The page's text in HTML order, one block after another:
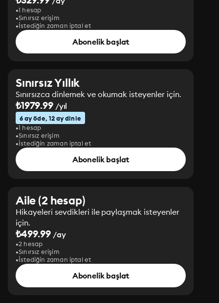
1 hesap
Sınırsız erişim
İstediğin zaman iptal et
Abonelik başlat
Sınırsız Yıllık
Sınırsızca dinlemek ve okumak isteyenler için.
₺1979.99/yıl
6 ay öde, 12 ay dinle
1 hesap
Sınırsız erişim
İstediğin zaman iptal et
Abonelik başlat
Aile (2 hesap)
Hikayeleri sevdikleri ile paylaşmak isteyenler
için.
₺499.99 /ay
2 hesap
Sınırsız erişim
İstediğin zaman iptal et
Abonelik başlat